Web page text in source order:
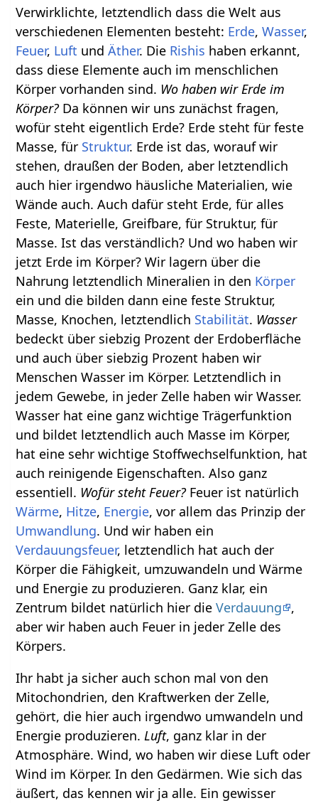
Verwirklichte, letztendlich dass die Welt aus
verschiedenen Elementen besteht: Erde,Wasser,
Feuer, Luft undÄther. Die Rishis haben erkannt,
dass diese Elemente auch im menschlichen
Körper vorhanden sind. Wo haben wir Erde im
Körper?Da können wir uns zunächst fragen,
wofür steht eigentlich Erde? Erde steht für feste
Masse, für Struktur. Erde ist das, worauf wir
stehen, draußen der Boden, aber letztendlich
auch hier irgendwo häusliche Materialien, wie
Wände auch. Auch dafür steht Erde, für alles
Feste, Materielle, Greifbare, für Struktur, für
Masse. Ist das verständlich? Und wo haben wir
jetzt Erde im Körper? Wir lagern über die
Nahrung letztendlich Mineralien in den Körper
ein und die bilden dann eine feste Struktur,
Masse, Knochen, letztendlich Stabilität. Wasser
bedeckt über siebzig Prozent der Erdoberfläche
und auch über siebzig Prozent haben wir
Menschen Wasser im Körper. Letztendlich in
jedem Gewebe, in jeder Zelle haben wir Wasser.
Wasser hat eine ganz wichtige Trägerfunktion
und bildet letztendlich auch Masse im Körper,
hat eine sehr wichtige Stoffwechselfunktion, hat
auch reinigende Eigenschaften. Also ganz
essentiell. Wofür steht Feuer?Feuer ist natürlich
Wärme, Hitze, Energie, vor allem das Prinzip der
Umwandlung. Und wir haben ein
Verdauungsfeuer, letztendlich hat auch der
Körper die Fähigkeit, umzuwandeln und Wärme
und Energie zu produzieren. Ganz klar, ein
Zentrum bildet natürlich hier dieVerdauung
,
aber wir haben auch Feuer in jeder Zelle des
Körpers.
Ihr habt ja sicher auch schon mal von den
Mitochondrien, den Kraftwerken der Zelle,
gehört, die hier auch irgendwo umwandeln und
Energie produzieren.Luft, ganz klar in der
Atmosphäre. Wind, wo haben wir diese Luft oder
Wind im Körper. In den Gedärmen. Wie sich das
äußert, das kennen wir ja alle. Ein gewisser